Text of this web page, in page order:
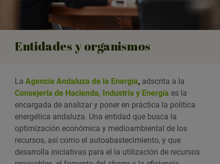
Entidades y organismos
La Agencia Andaluza de la Energía, adscrita a la
Consejería de Hacienda, Industria y Energía es la
encargada de analizar y poner en práctica la política
energética andaluza. Una entidad que busca la
optimización económica y medioambiental de los
recursos, así como el autoabastecimiento, y que
desarrolla iniciativas para el la utilización de recursos